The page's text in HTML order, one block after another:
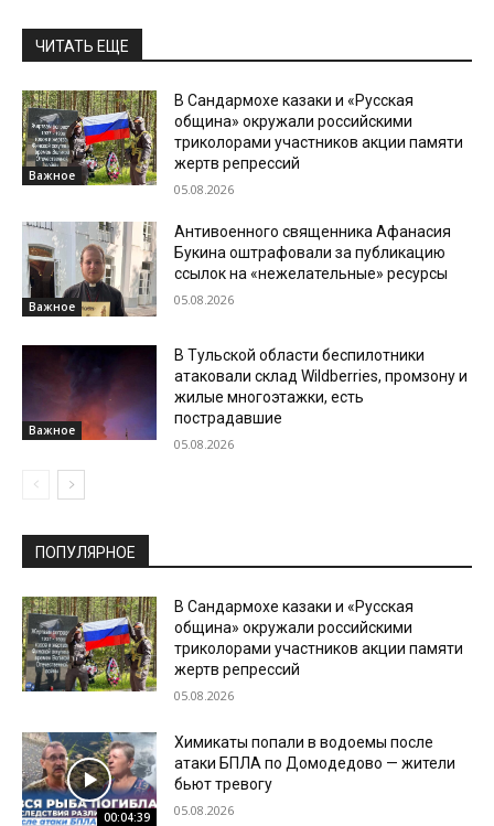
ЧИТАТЬ ЕЩЕ
Важное
В Сандармохе казаки и «Русская
община» окружали российскими
триколорами участников акции памяти
жертв репрессий
05.08.2026
Важное
Антивоенного священника Афанасия
Букина оштрафовали за публикацию
ссылок на «нежелательные» ресурсы
05.08.2026
Важное
В Тульской области беспилотники
атаковали склад Wildberries, промзону и
жилые многоэтажки, есть
пострадавшие
05.08.2026
ПОПУЛЯРНОЕ
В Сандармохе казаки и «Русская
община» окружали российскими
триколорами участников акции памяти
жертв репрессий
05.08.2026
00:04:39
Химикаты попали в водоемы после
атаки БПЛА по Домодедово — жители
бьют тревогу
05.08.2026